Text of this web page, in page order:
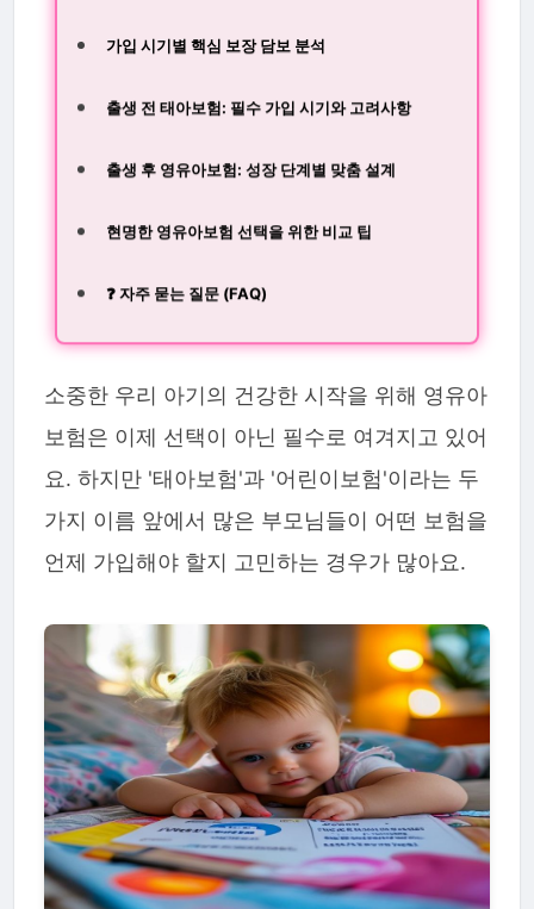
가입 시기별 핵심 보장 담보 분석
출생 전 태아보험: 필수 가입 시기와 고려사항
출생 후 영유아보험: 성장 단계별 맞춤 설계
현명한 영유아보험 선택을 위한 비교 팁
❓ 자주 묻는 질문 (FAQ)
소중한 우리 아기의 건강한 시작을 위해 영유아
보험은 이제 선택이 아닌 필수로 여겨지고 있어
요. 하지만 '태아보험'과 '어린이보험'이라는 두
가지 이름 앞에서 많은 부모님들이 어떤 보험을
언제 가입해야 할지 고민하는 경우가 많아요.